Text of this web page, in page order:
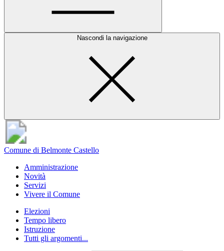
Nascondi la navigazione
Comune di Belmonte Castello
Amministrazione
Novità
Servizi
Vivere il Comune
Elezioni
Tempo libero
Istruzione
Tutti gli argomenti...